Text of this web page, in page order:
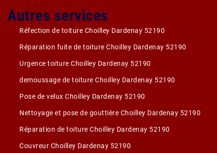
Autres services
Réfection de toiture Choilley Dardenay 52190
Réparation fuite de toiture Choilley Dardenay 52190
Urgence toiture Choilley Dardenay 52190
demoussage de toiture Choilley Dardenay 52190
Pose de velux Choilley Dardenay 52190
Nettoyage et pose de gouttière Choilley Dardenay 52190
Réparation de toiture Choilley Dardenay 52190
Couvreur Choilley Dardenay 52190